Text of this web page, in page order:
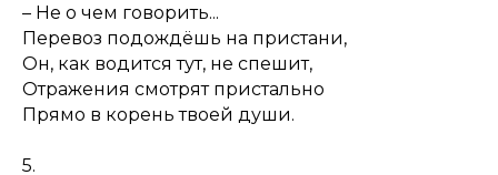
– Не о чем говорить...
Перевоз подождёшь на пристани,
Он, как водится тут, не спешит,
Отражения смотрят пристально
Прямо в корень твоей души.
5.